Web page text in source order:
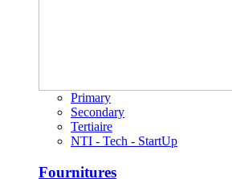
Primary
Secondary
Tertiaire
NTI - Tech - StartUp
Fournitures